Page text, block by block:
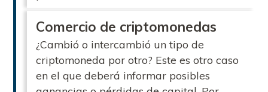
Comercio de criptomonedas
¿Cambió o intercambió un tipo de
criptomoneda por otro? Este es otro caso
en el que deberá informar posibles